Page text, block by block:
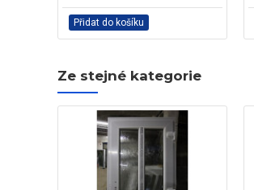
Přidat do košíku
Ze stejné kategorie